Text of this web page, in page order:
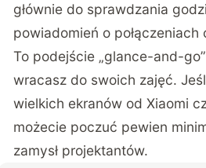
głównie do sprawdzania
powiadomień o
To podejście „glance-and-
wracasz do swoich zajęć.
wielkich ekranów od Xiaomi
możecie poczuć pewien
zamysł projektantów.